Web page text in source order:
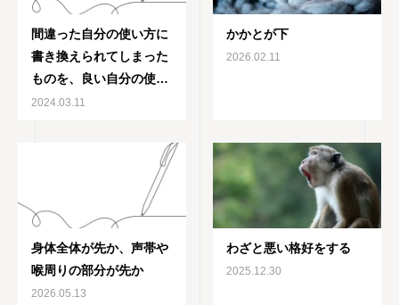
間違った自分の使い方に
書き換えられてしまった
ものを、良い自分の使い
方に書き換え直す
2024.03.11
かかとが下
2026.02.11
身体全体が先か、声帯や
喉周りの部分が先か
2026.05.13
わざと悪い格好をする
2025.12.30